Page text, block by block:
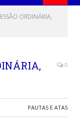
ORDINÁRIA,
0
PAUTAS E ATAS